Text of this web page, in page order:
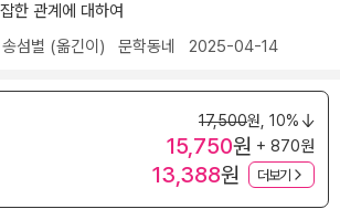
한 관계에 대하여
송섬별 (옮긴이) 문학동네 2025-04-14
17,500원, 10%
15,750원 + 870원
13,388원 더보기